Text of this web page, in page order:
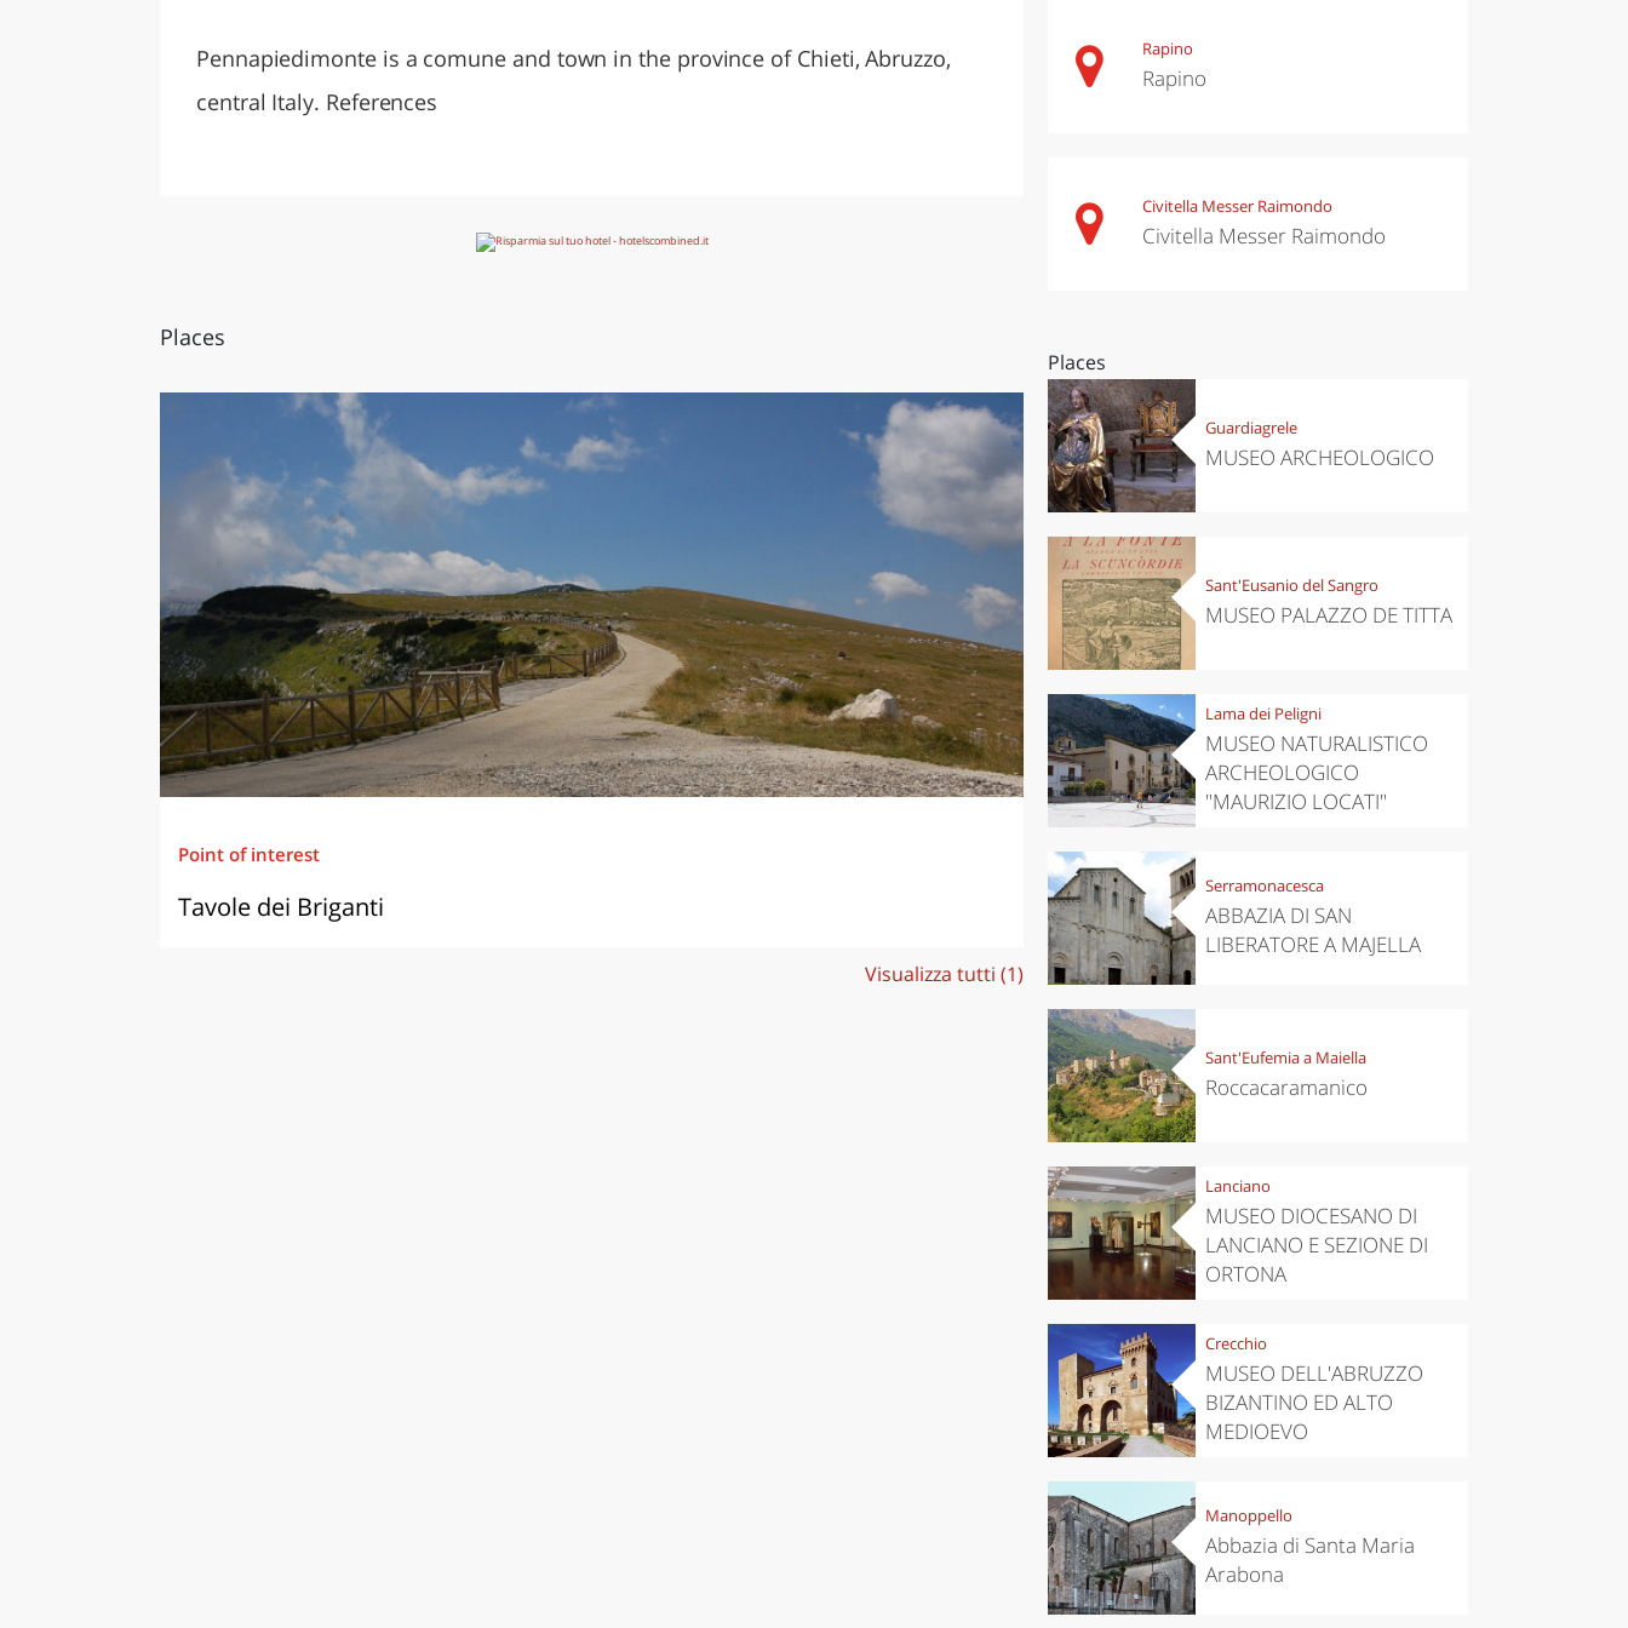
Pennapiedimonte is a comune and town in the province of Chieti, Abruzzo,
central Italy. References
Places
Point of interest
Tavole dei Briganti
Visualizza tutti (1)
Rapino
Rapino
Civitella Messer Raimondo
Civitella Messer Raimondo
Places
Guardiagrele
MUSEO ARCHEOLOGICO
Sant'Eusanio del Sangro
MUSEO PALAZZO DE TITTA
Lama dei Peligni
MUSEO NATURALISTICO
ARCHEOLOGICO
"MAURIZIO LOCATI"
Serramonacesca
ABBAZIA DI SAN
LIBERATORE A MAJELLA
Sant'Eufemia a Maiella
Roccacaramanico
Lanciano
MUSEO DIOCESANO DI
LANCIANO E SEZIONE DI
ORTONA
Crecchio
MUSEO DELL'ABRUZZO
BIZANTINO ED ALTO
MEDIOEVO
Manoppello
Abbazia di Santa Maria
Arabona